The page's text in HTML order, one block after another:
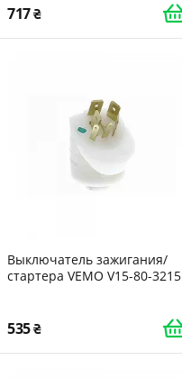
717
Выключатель зажигания/
стартера VEMO V15-80-3215
535